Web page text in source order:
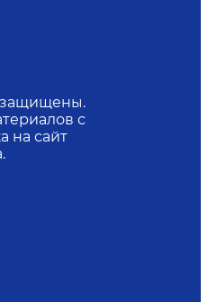
защищены.
с
на сайт